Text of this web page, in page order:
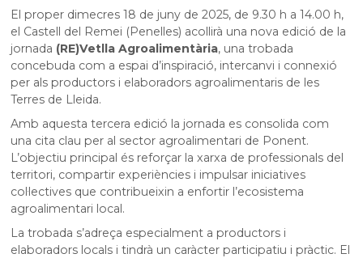
El proper dimecres 18 de juny de 2025, de 9.30 h a 14.00 h,
el Castell del Remei (Penelles) acollirà una nova edició de la
jornada (RE)Vetlla Agroalimentària, una trobada
concebuda com a espai d’inspiració, intercanvi i connexió
per als productors i elaboradors agroalimentaris de les
Terres de Lleida.
Amb aquesta tercera edició la jornada es consolida com
una cita clau per al sector agroalimentari de Ponent.
L’objectiu principal és reforçar la xarxa de professionals del
territori, compartir experiències i impulsar iniciatives
col·lectives que contribueixin a enfortir l’ecosistema
agroalimentari local.
La trobada s’adreça especialment a productors i
elaboradors locals i tindrà un caràcter participatiu i pràctic. El